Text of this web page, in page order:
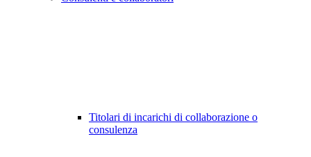
Titolari di incarichi di collaborazione o
consulenza